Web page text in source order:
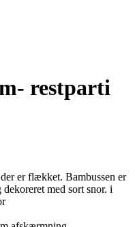
restparti
er flækket. Bambussen er
med sort snor. i